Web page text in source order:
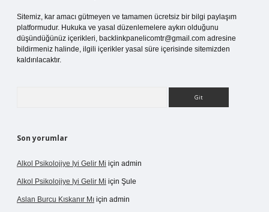
Sitemiz, kar amacı gütmeyen ve tamamen ücretsiz bir bilgi paylaşım
platformudur. Hukuka ve yasal düzenlemelere aykırı olduğunu
düşündüğünüz içerikleri, backlinkpanelicomtr@gmail.com adresine
bildirmeniz halinde, ilgili içerikler yasal süre içerisinde sitemizden
kaldırılacaktır.
Son yorumlar
Alkol Psikolojiye Iyi Gelir Mi için admin
Alkol Psikolojiye Iyi Gelir Mi için Şule
Aslan Burcu Kıskanır Mı için admin